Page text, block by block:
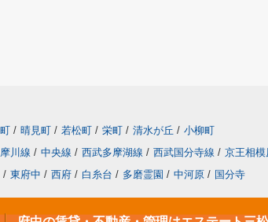
/ 晴見町 / 若松町 / 栄町 / 清水が丘 / 小柳町
川線 / 中央線 / 西武多摩湖線 / 西武国分寺線 / 京王相模
/ 東府中 / 西府 / 白糸台 / 多磨霊園 / 中河原 / 国分寺